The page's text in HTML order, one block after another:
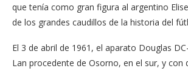
que tenía como gran figura al argentino
de los grandes caudillos de la historia del
El 3 de abril de 1961, el aparato Douglas
Lan procedente de Osorno, en el sur, y con